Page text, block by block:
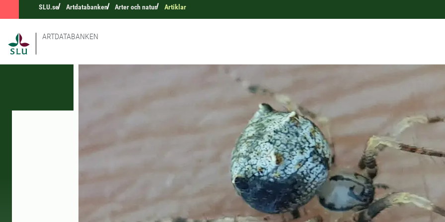
SLU.se Artdatabanken Arter och natur Artiklar
ARTDATABANKEN